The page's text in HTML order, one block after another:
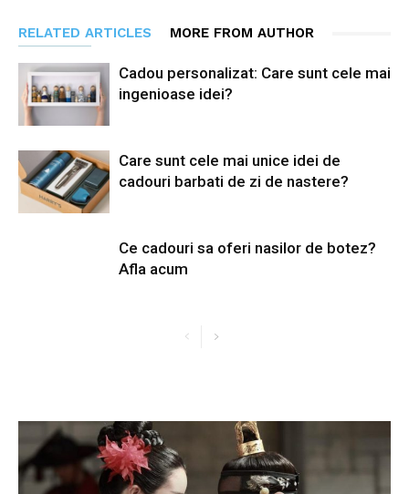
RELATED ARTICLES MORE FROM AUTHOR
Cadou personalizat: Care sunt cele mai
ingenioase idei?
Care sunt cele mai unice idei de
cadouri barbati de zi de nastere?
Ce cadouri sa oferi nasilor de botez?
Afla acum